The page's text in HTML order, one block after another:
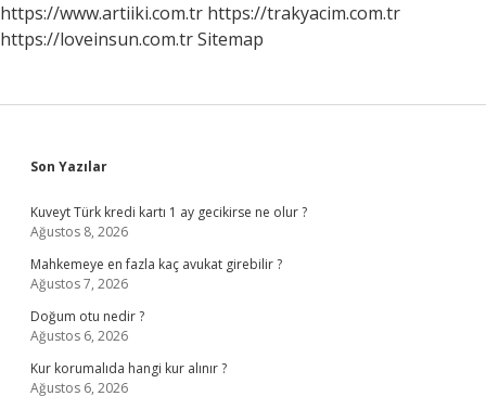
https://www.artiiki.com.tr https://trakyacim.com.tr
https://loveinsun.com.trSitemap
Sidebar
Son Yazılar
Kuveyt Türk kredi kartı 1 ay gecikirse ne olur ?
Ağustos 8, 2026
Mahkemeye en fazla kaç avukat girebilir ?
Ağustos 7, 2026
Doğum otu nedir ?
Ağustos 6, 2026
Kur korumalıda hangi kur alınır ?
Ağustos 6, 2026